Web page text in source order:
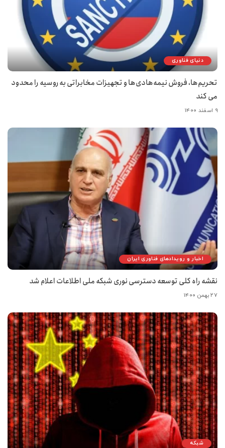
دنیای فناوری
تحریم‌ها، فروش نیمه‌هادی‌ها و تجهیزات مخابراتی به روسیه را محدود
می کند
۹ اسفند ۱۴۰۰
اخبار و رویدادهای فناوری ایران
نقشه راه کلی توسعه دسترسی نوری شبکه ملی اطلاعات اعلام شد
۲۷ بهمن ۱۴۰۰
شبکه